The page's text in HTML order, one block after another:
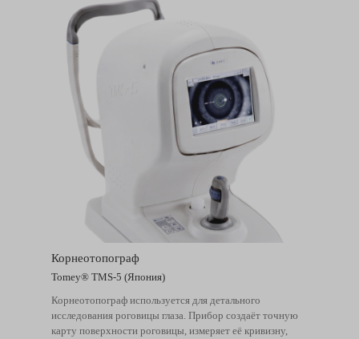
Корнеотопограф
Tomey® TMS-5 (Япония)
Корнеотопограф используется для детального
исследования роговицы глаза. Прибор создаёт точную
карту поверхности роговицы, измеряет её кривизну,